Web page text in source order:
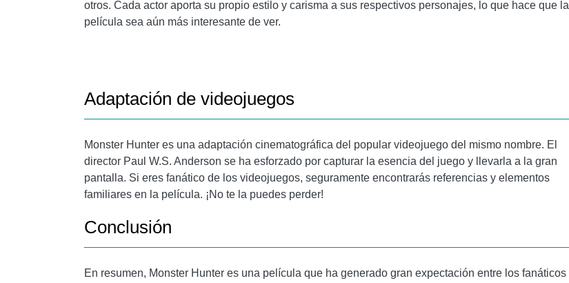
otros. Cada actor aporta su propio estilo y carisma a sus respectivos personajes, lo que hace que la
película sea aún más interesante de ver.
Adaptación de videojuegos
Monster Hunter es una adaptación cinematográfica del popular videojuego del mismo nombre. El
director Paul W.S. Anderson se ha esforzado por capturar la esencia del juego y llevarla a la gran
pantalla. Si eres fanático de los videojuegos, seguramente encontrarás referencias y elementos
familiares en la película. ¡No te la puedes perder!
Conclusión
En resumen, Monster Hunter es una película que ha generado gran expectación entre los fanáticos